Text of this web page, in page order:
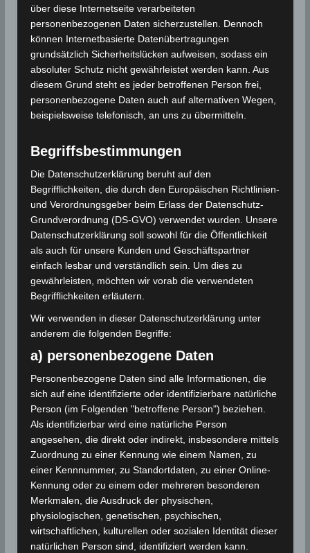
Region: 53 km östlich der Insel Kuriat
(Gouvernorat Monastir)
Datum/Zeit: 4 Oktober 2023 | 20.47 Uhr
Ortszeit (UTC+1) | 4 Oktober 2023 19.47 Uhr
UTC
Epizentrum: 35.91° Nord ; 11.4° Ost
Städte und Orte in der Nähe
./.
In jüngster Zeit wurden in Tunesien leichte Beben
mit einer Stärke von mehr als 3 Grad auf der
Richterskala verzeichnet. Das letzte Beben ereignete
sich am20. September 2023 vor den Städten Sousse
und Monastir im Osten Tunesiens und hatte eine
Stärke von 3,8 auf der Richterskala.
Am14. August 2023 wurde ein Erdstoß mit einer
Stärke von 3,7 Gradauf der Richterskala südlich der
Insel Kerkennah im Osten Tunesiens registriert. Ein
weiterer Erdstoß mit einer Stärke von 3,2 Grad auf
der Richterskala wurde am 28. Juli 2023 im
Südwesten von Teskrayaim Norden Tunesiens
registriert.
Für die Nutzung von Google Adsense (Google Ireland
Limited, Gordon House, Barrow Street, Dublin, D04 E5W5,
Ireland) benötigen wir laut DSGVO Ihre Zustimmung. Es
werden seitens Google Adsense personenbezogene
Daten erhoben, verarbeitet und gespeichert. Welche
Daten genau entnehmen Sie bitte den
Datenschutzbedingungen.
über diese Internetseite verarbeiteten
personenbezogenen Daten sicherzustellen. Dennoch
können Internetbasierte Datenübertragungen
grundsätzlich Sicherheitslücken aufweisen, sodass ein
absoluter Schutz nicht gewährleistet werden kann. Aus
diesem Grund steht es jeder betroffenen Person frei,
personenbezogene Daten auch auf alternativen Wegen,
beispielsweise telefonisch, an uns zu übermitteln.
Begriffsbestimmungen
Die Datenschutzerklärung beruht auf den
Begrifflichkeiten, die durch den Europäischen Richtlinien-
und Verordnungsgeber beim Erlass der Datenschutz-
Grundverordnung (DS-GVO) verwendet wurden. Unsere
Datenschutzerklärung soll sowohl für die Öffentlichkeit
als auch für unsere Kunden und Geschäftspartner
einfach lesbar und verständlich sein. Um dies zu
gewährleisten, möchten wir vorab die verwendeten
Begrifflichkeiten erläutern.
Wir verwenden in dieser Datenschutzerklärung unter
anderem die folgenden Begriffe:
a) personenbezogene Daten
Personenbezogene Daten sind alle Informationen, die
sich auf eine identifizierte oder identifizierbare natürliche
Person (im Folgenden "betroffene Person") beziehen.
Als identifizierbar wird eine natürliche Person
angesehen, die direkt oder indirekt, insbesondere mittels
Zuordnung zu einer Kennung wie einem Namen, zu
einer Kennnummer, zu Standortdaten, zu einer Online-
Kennung oder zu einem oder mehreren besonderen
Merkmalen, die Ausdruck der physischen,
physiologischen, genetischen, psychischen,
wirtschaftlichen, kulturellen oder sozialen Identität dieser
natürlichen Person sind, identifiziert werden kann.